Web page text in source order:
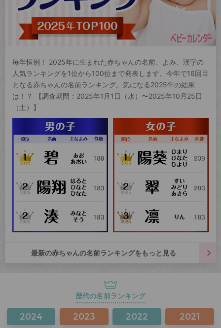
毎年恒例！ 2025年に生まれた赤ちゃんの名前、よみ、漢字の
人気ランキングを1位から100位まで発表します。今年で16回目
となる赤ちゃんの名前ランキング。気になる2025年の結果
は！？ 【調査期間：2025年1月1日（水）〜2025年10月25日
（土）】
最新の赤ちゃんの名前ランキングをもっと見る
歴代の名前ランキング
2024 2023 2022 2021